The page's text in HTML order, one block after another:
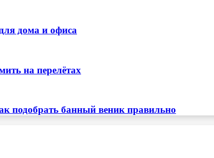
дома и офиса
на перелётах
подобрать банный веник правильно